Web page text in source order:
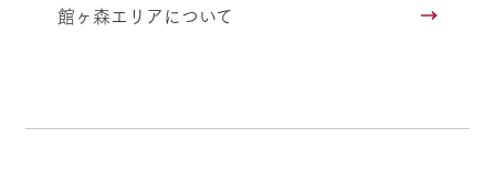
館ヶ森エリアについて